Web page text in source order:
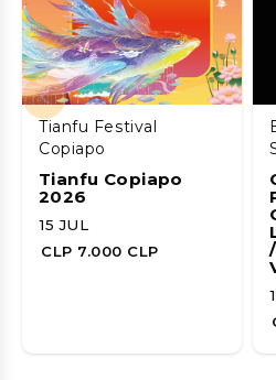
Tianfu Festival
Copiapo
Tianfu Copiapo
2026
15 JUL
CLP 7.000 CLP